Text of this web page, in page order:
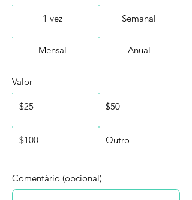
1 vez Semanal
Mensal Anual
Valor
$25 $50
$100 Outro
Comentário (opcional)